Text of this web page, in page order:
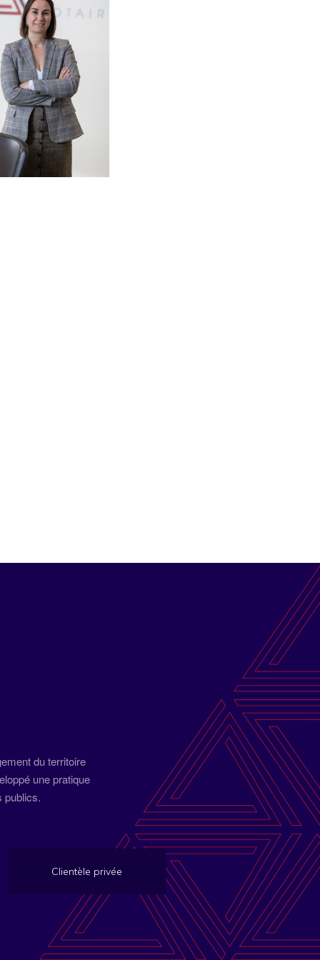
du territoire
une pratique
publics.
Clientèle privée